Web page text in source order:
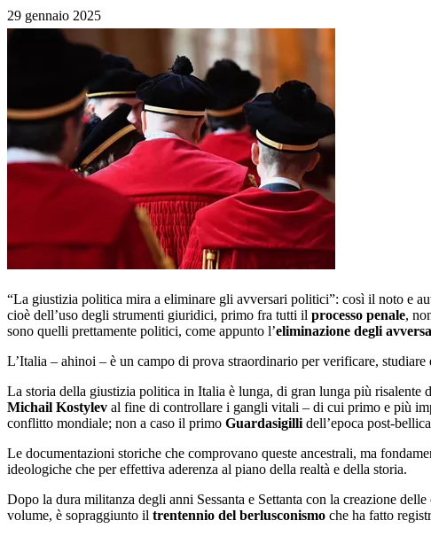
29 gennaio 2025
“La giustizia politica mira a eliminare gli avversari politici”: così il noto e
cioè dell’uso degli strumenti giuridici, primo fra tutti il processo penale,
sono quelli prettamente politici, come appunto l’eliminazione degli
L’Italia – ahinoi – è un campo di prova straordinario per verificare, studiare
La storia della giustizia politica in Italia è lunga, di gran lunga più risalente
Michail Kostylev al fine di controllare i gangli vitali – di cui primo e più
conflitto mondiale; non a caso il primo Guardasigilli dell’epoca post-
Le documentazioni storiche che comprovano queste ancestrali, ma
ideologiche che per effettiva aderenza al piano della realtà e della storia.
Dopo la dura militanza degli anni Sessanta e Settanta con la creazione delle
volume, è sopraggiunto il trentennio del berlusconismo che ha fatto